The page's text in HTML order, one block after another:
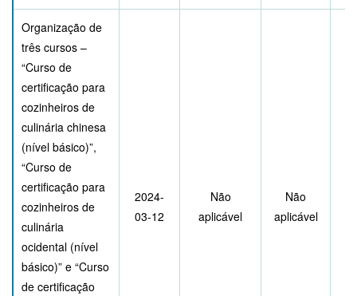
Organização de
três cursos –
“Curso de
certificação para
cozinheiros de
culinária chinesa
(nível básico)”,
“Curso de
certificação para
cozinheiros de
culinária
ocidental (nível
básico)” e “Curso
de certificação
2024-
03-12
Não
aplicável
Não
aplicável